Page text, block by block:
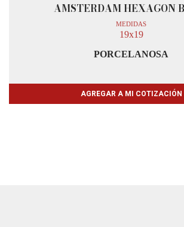
AMSTERDAM HEXAGON
MEDIDAS
19x19
PORCELANOSA
AGREGAR A MI COTIZACIÓN